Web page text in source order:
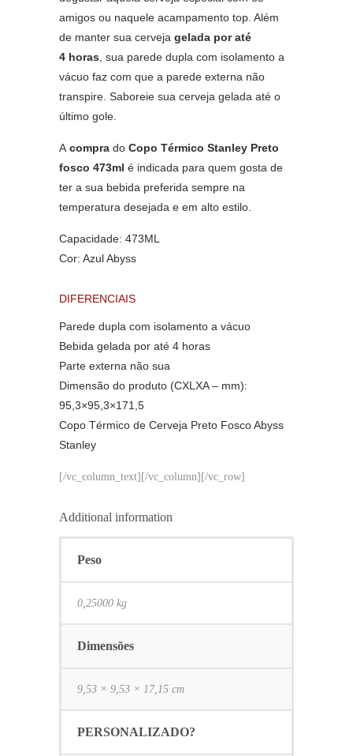
amigos ou naquele acampamento top. Além
de manter sua cerveja gelada por até
4 horas , sua parede dupla com isolamento a
vácuo faz com que a parede externa não
transpire. Saboreie sua cerveja gelada até o
último gole.
A compra do Copo Térmico Stanley Preto
fosco 473ml é indicada para quem gosta de
ter a sua bebida preferida sempre na
temperatura desejada e em alto estilo.
Capacidade: 473ML
Cor: Azul Abyss
DIFERENCIAIS
Parede dupla com isolamento a vácuo
Bebida gelada por até 4 horas
Parte externa não sua
Dimensão do produto (CXLXA – mm):
95,3×95,3×171,5
Copo Térmico de Cerveja Preto Fosco Abyss
Stanley
[/vc_column_text][/vc_column][/vc_row]
Additional information
Peso
0,25000 kg
Dimensões
9,53 × 9,53 × 17,15 cm
PERSONALIZADO?